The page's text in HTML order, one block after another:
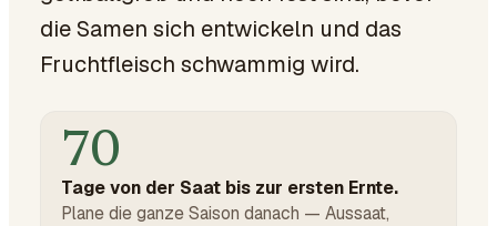
die Samen sich entwickeln und das
Fruchtfleisch schwammig wird.
70
Tage von der Saat bis zur ersten Ernte.
Plane die ganze Saison danach — Aussaat,